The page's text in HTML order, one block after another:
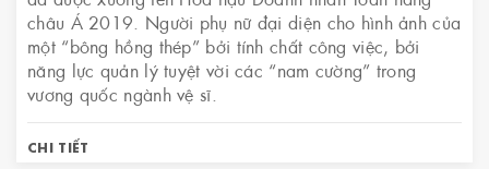
châu Á 2019. Người phụ nữ đại diện cho hình ảnh của
một “bông hồng thép” bởi tính chất công việc, bởi
năng lực quản lý tuyệt vời các “nam cường” trong
vương quốc ngành vệ sĩ.
CHI TIẾT